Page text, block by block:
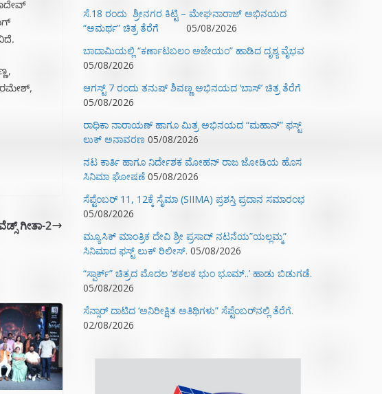
ರಮೇಶ್,
ಗೀತಾ-2
ಸೆ.18 ರಂದು ಶ್ರೀನಗರ ಕಿಟ್ಟಿ – ಮೇಘನಾರಾಜ್ ಅಭಿನಯದ
“ಅಮರ್ಥ” ಚಿತ್ರ ತೆರೆಗೆ
05/08/2026
ಬಾದಾಮಿಯಲ್ಲಿ “ಕರ್ಣಾಟಬಲಂ ಅಜೇಯಂ” ಹಾಡಿದ ದೃಶ್ಯ ವೈಭವ
05/08/2026
ಆಗಸ್ಟ್ 7 ರಂದು ತನುಷ್ ಶಿವಣ್ಣ ಅಭಿನಯದ ‘ಬಾಸ್’ ಚಿತ್ರ ತೆರೆಗೆ
05/08/2026
ರಾಧಿಕಾ ನಾರಾಯಣ್ ಹಾಗೂ ಮಿತ್ರ ಅಭಿನಯದ “ಮಹಾನ್” ಫಸ್ಟ್
ಲುಕ್ ಅನಾವರಣ 05/08/2026
ನಟ ಕಾರ್ತಿ ಹಾಗೂ ನಿರ್ದೇಶಕ ಮೋಹನ್ ರಾಜ ಜೋಡಿಯ ಹೊಸ
ಸಿನಿಮಾ ಘೋಷಣೆ 05/08/2026
ಸೆಪ್ಟೆಂಬರ್ 11, 12ಕ್ಕೆ ಸೈಮಾ (SIIMA) ಪ್ರಶಸ್ತಿ ಪ್ರದಾನ ಸಮಾರಂಭ
05/08/2026
ಮ್ಯೂಸಿಕ್‌ ಮಾಂತ್ರಿಕ ದೇವಿ ಶ್ರೀ ಪ್ರಸಾದ್ ನಟನೆಯ”ಯಲ್ಲಮ್ಮ”
ಸಿನಿಮಾದ ಫಸ್ಟ್‌ ಲುಕ್‌ ರಿಲೀಸ್. 05/08/2026
“ಸ್ಪಾರ್ಕ್” ಚಿತ್ರದ ಮೊದಲ‌ ‘ಶಕಲಕ ಭುಂ‌ ಭೂಮ್..’ ಹಾಡು ಬಿಡುಗಡೆ.
05/08/2026
ಸೆನ್ಸಾರ್ ದಾಟಿದ ‘ಅನಿರೀಕ್ಷಿತ ಅತಿಥಿಗಳು” ಸೆಪ್ಟೆಂಬರ್‌ನಲ್ಲಿ ತೆರೆಗೆ.
02/08/2026